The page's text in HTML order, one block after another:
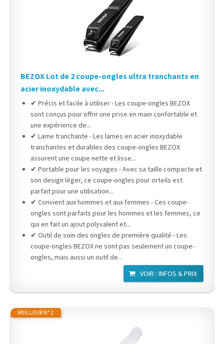
BEZOX Lot de 2 coupe-ongles ultra tranchants en
acier inoxydable avec...
✔ Précis et facile à utiliser - Les coupe-ongles BEZOX
sont conçus pour offrir une prise en main confortable et
une expérience de...
✔ Lame tranchante - Les lames en acier inoxydable
tranchantes et durables des coupe-ongles BEZOX
assurent une coupe nette et lisse...
✔ Portable pour les voyages - Avec sa taille compacte et
son design léger, ce coupe-ongles pour orteils est
parfait pour une utilisation...
✔ Convient aux hommes et aux femmes - Ces coupe-
ongles sont parfaits pour les hommes et les femmes, ce
qui en fait un ajout polyvalent et...
✔ Outil de soin des ongles de première qualité - Les
coupe-ongles BEZOX ne sont pas seulement un coupe-
ongles, mais aussi un outil de...
VOIR : INFOS & PRIX
MEILLEUR N° 2